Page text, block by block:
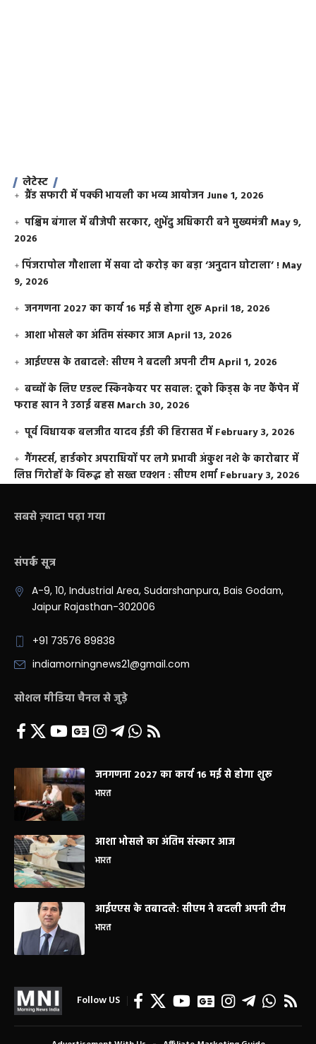
लेटेस्ट
ग्रैंड सफारी में पक्की भायली का भव्य आयोजन June 1, 2026
पश्चिम बंगाल में बीजेपी सरकार, शुभेंदु अधिकारी बने मुख्यमंत्रीMay 9,
2026
​पिंजरापोल गौशाला में सवा दो करोड़ का बड़ा ‘अनुदान घोटाला’ !May
9, 2026
जनगणना 2027 का कार्य 16 मई से होगा शुरूApril 18, 2026
आशा भोसले का अंतिम संस्कार आजApril 13, 2026
आईएएस के तबादले: सीएम ने बदली अपनी टीमApril 1, 2026
बच्चों के लिए एडल्ट स्किनकेयर पर सवाल: टूको किड्स के नए कैंपेन में
फराह खान ने उठाई बहसMarch 30, 2026
पूर्व विधायक बलजीत यादव ईडी की हिरासत में February 3, 2026
गैंगस्टर्स, हार्डकोर अपराधियों पर लगे प्रभावी अंकुश नशे के कारोबार में
लिप्त गिरोहों के विरूद्ध हो सख्त एक्शन : सीएम शर्मा February 3, 2026
सबसे ज़्यादा पढ़ा गया
संपर्क सूत्र
A-9, 10, Industrial Area, Sudarshanpura, Bais Godam,
Jaipur Rajasthan-302006
+91 73576 89838
indiamorningnews21@gmail.com
सोशल मीडिया चैनल से जुड़े
जनगणना 2027 का कार्य 16 मई से होगा शुरू
भारत
आशा भोसले का अंतिम संस्कार आज
भारत
आईएएस के तबादले: सीएम ने बदली अपनी टीम
भारत
Follow US